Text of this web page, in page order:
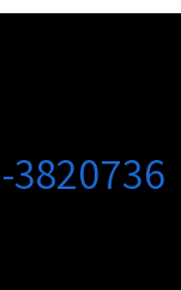
3820736